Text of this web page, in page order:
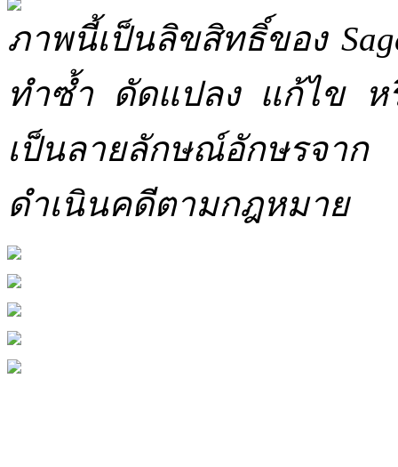
ภาพนี้เป็นลิขสิทธิ์ของ
ทำซ้ำ ดัดแปลง แก้ไข ห
เป็นลายลักษณ์อักษรจาก
ดำเนินคดีตามกฎหมาย